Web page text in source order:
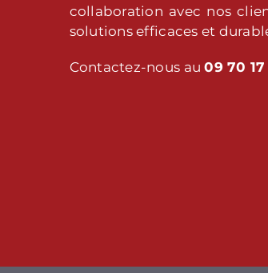
collaboration avec nos
solutions efficaces et
Contactez-nous au09 70 17